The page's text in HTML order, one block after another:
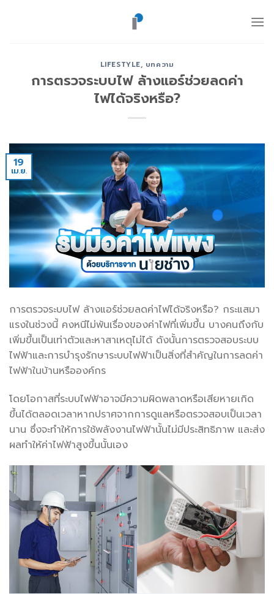
LIFESTYLE, บทความ
การตรวจระบบไฟ ล้างแอร์ช่วยลดค่า
ไฟได้จริงหรือ?
19
เม.ย.
การตรวจระบบไฟ ล้างแอร์ช่วยลดค่าไฟได้จริงหรือ? กระแสมา
แรงในช่วงนี้ คงหนีไม่พ้นเรื่องของค่าไฟที่เพิ่มขึ้น บางคนถึงกับ
เพิ่มขึ้นเป็นเท่าตัวและหาสาเหตุไม่ได้ ดังนั้นการตรวจสอบระบบ
ไฟฟ้าและการบำรุงรักษาระบบไฟฟ้าเป็นสิ่งที่สำคัญในการลดค่า
ไฟฟ้าในบ้านหรือองค์กร
โดยโอกาสที่ระบบไฟฟ้าอาจมีความผิดพลาดหรือเสียหายเกิด
ขึ้นได้ตลอดเวลาหากปราศจากการดูแลหรือตรวจสอบเป็นเวลา
นาน ซึ่งจะทำให้การใช้พลังงานไฟฟ้านั้นไม่มีประสิทธิภาพ และส่ง
ผลทำให้ค่าไฟฟ้าสูงขึ้นนั้นเอง